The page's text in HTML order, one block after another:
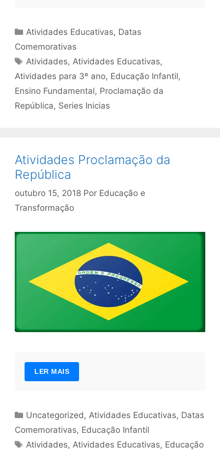
Categorias
Atividades Educativas, Datas
Comemorativas
Tags
Atividades, Atividades Educativas,
Atividades para 3º ano, Educação Infantil,
Ensino Fundamental, Proclamação da
República, Series Inicias
Atividades Proclamação da
República
outubro 15, 2018 Por Educação e
Transformação
LER MAIS
Categorias
Uncategorized , Atividades Educativas, Datas
Comemorativas, Educação Infantil
Tags
Atividades, Atividades Educativas, Educação